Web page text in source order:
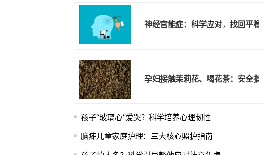
神经官能症：科学应对，找回平稳生活
孕妇接触茉莉花、喝花茶：安全指南
孩子“玻璃心”爱哭？科学培养心理韧性
脑瘫儿童家庭护理：三大核心照护指南